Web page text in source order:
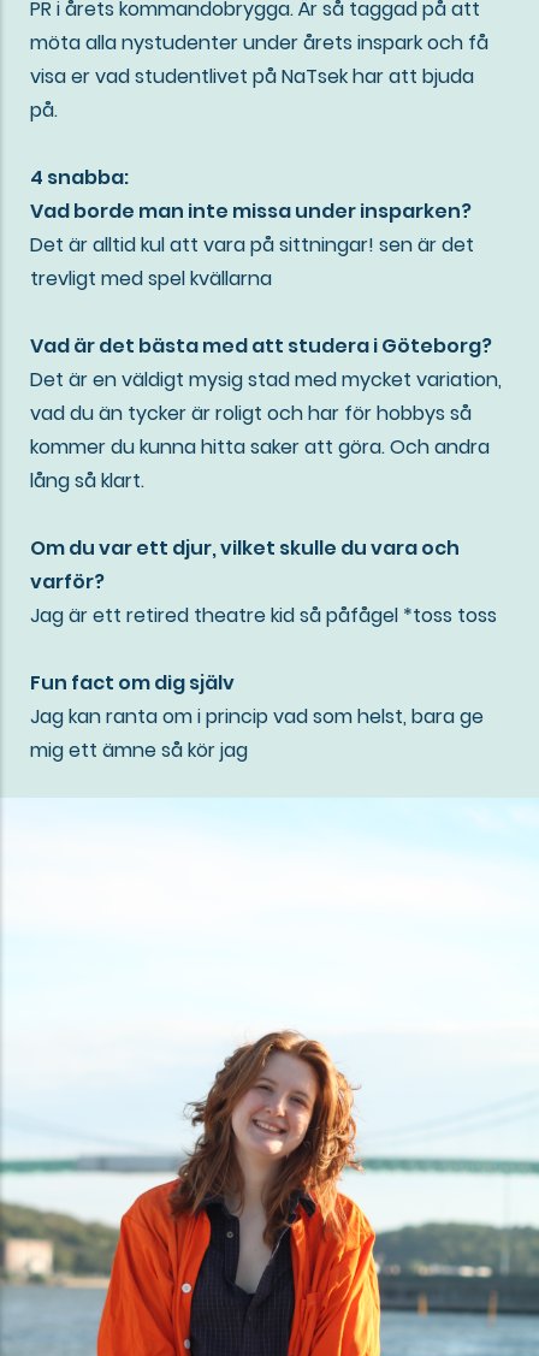
PR i årets kommandobrygga. Är så taggad på att
möta alla nystudenter under årets inspark och få
visa er vad studentlivet på NaTsek har att bjuda
på.
4 snabba:
Vad borde man inte missa under insparken?
Det är alltid kul att vara på sittningar! sen är det
trevligt med spel kvällarna
Vad är det bästa med att studera i Göteborg?
Det är en väldigt mysig stad med mycket variation,
vad du än tycker är roligt och har för hobbys så
kommer du kunna hitta saker att göra. Och andra
lång så klart.
Om du var ett djur, vilket skulle du vara och
varför?
Jag är ett retired theatre kid så påfågel *toss toss
Fun fact om dig själv
Jag kan ranta om i princip vad som helst, bara ge
mig ett ämne så kör jag